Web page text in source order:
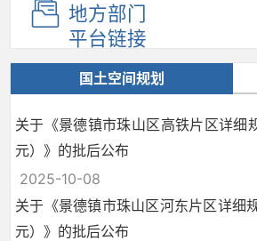
地方部门
平台链接
国土空间规划
关于《景德镇市珠山区高铁片区详细
元）》的批后公布
2025-10-08
关于《景德镇市珠山区河东片区详细
元）》的批后公布